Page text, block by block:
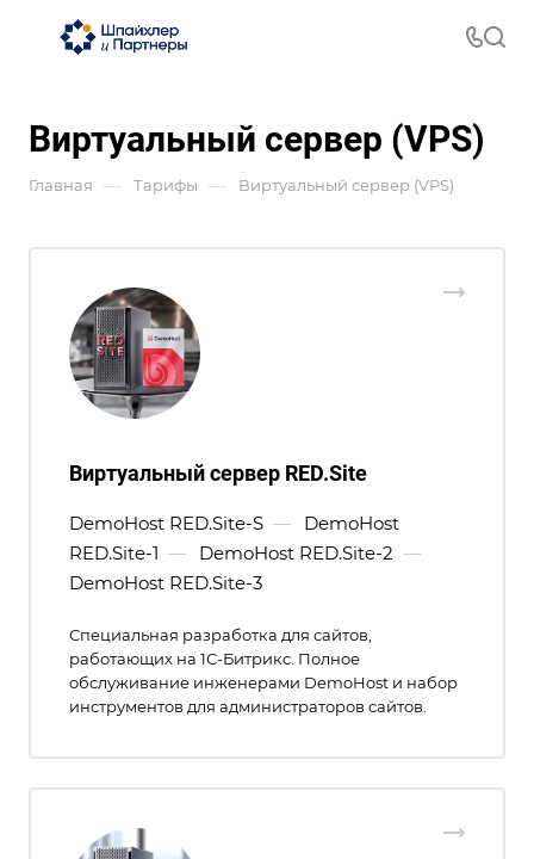
Виртуальный сервер (VPS)
Главная — Тарифы — Виртуальный сервер (VPS)
Виртуальный сервер RED.Site
DemoHost RED.Site-S —
DemoHost
RED.Site-1 — DemoHost RED.Site-2 —
DemoHost RED.Site-3
Специальная разработка для сайтов,
работающих на 1С-Битрикс. Полное
обслуживание инженерами DemoHost и набор
инструментов для администраторов сайтов.